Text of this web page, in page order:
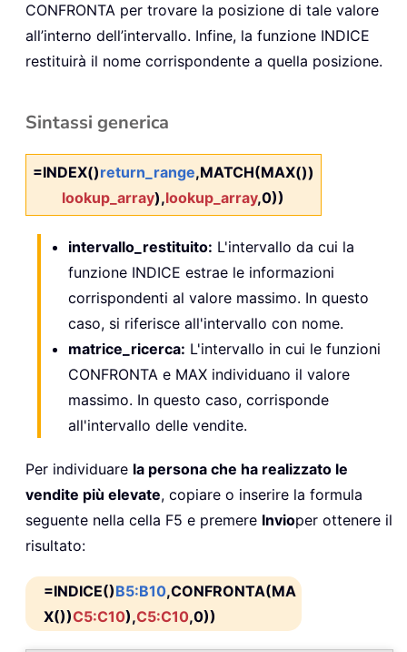
CONFRONTA per trovare la posizione di tale valore
all’interno dell’intervallo. Infine, la funzione INDICE
restituirà il nome corrispondente a quella posizione.
Sintassi generica
=INDEX()return_range,MATCH(MAX())
lookup_array),lookup_array,0))
intervallo_restituito: L'intervallo da cui la
funzione INDICE estrae le informazioni
corrispondenti al valore massimo. In questo
caso, si riferisce all'intervallo con nome.
matrice_ricerca: L'intervallo in cui le funzioni
CONFRONTA e MAX individuano il valore
massimo. In questo caso, corrisponde
all'intervallo delle vendite.
Per individuare la persona che ha realizzato le
vendite più elevate, copiare o inserire la formula
seguente nella cella F5 e premere Invioper ottenere il
risultato:
=INDICE()B5:B10,CONFRONTA(MA
X())C5:C10),C5:C10,0))